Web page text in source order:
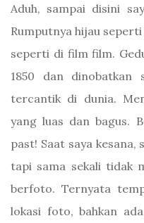
Aduh, sampai disini
Rumputnya hijau
seperti di film film.
1850 dan dinobatkan
tercantik di dunia.
yang luas dan bagus.
past! Saat saya
tapi sama sekali tidak
berfoto. Ternyata
lokasi foto, bahkan